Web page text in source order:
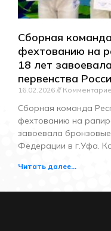
Сборная
фехтованию на
18 лет
первенства
16.02.2026
Сборная команда
фехтованию на
завоевала
Федерации в г.Уфа.
Читать далее...